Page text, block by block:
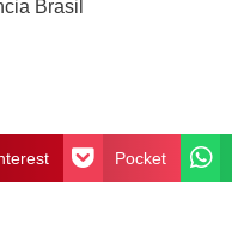
Brasil
Pocket